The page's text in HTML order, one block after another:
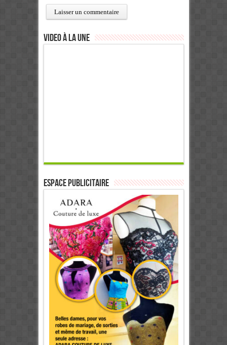
Video à la Une
ESPACE PUBLICITAIRE